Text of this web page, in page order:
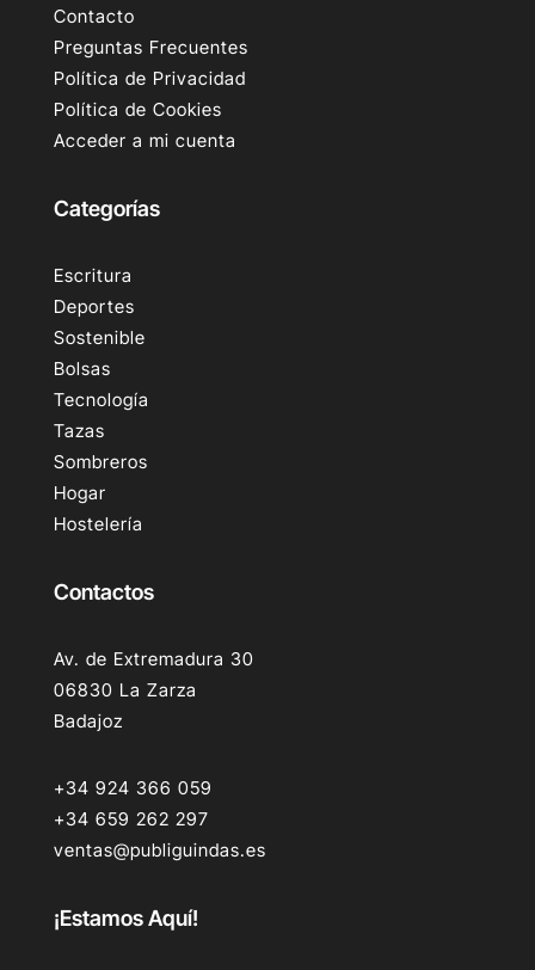
Contacto
Preguntas Frecuentes
Política de Privacidad
Política de Cookies
Acceder a mi cuenta
Categorías
Escritura
Deportes
Sostenible
Bolsas
Tecnología
Tazas
Sombreros
Hogar
Hostelería
Contactos
Av. de Extremadura 30
06830 La Zarza
Badajoz
+34 924 366 059
+34 659 262 297
ventas@publiguindas.es
¡Estamos Aquí!